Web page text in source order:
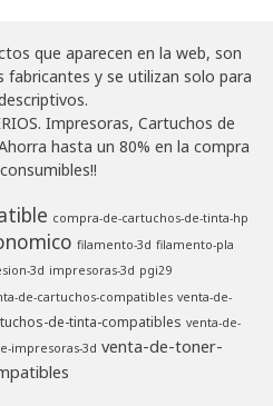
que aparecen en la web, son
fabricantes y se utilizan solo para
Impresoras, Cartuchos de
hasta un 80% en la compra
compra-de-cartuchos-de-tinta-hp
filamento-3d filamento-pla
3d impresoras-3d pgi29
de-cartuchos-compatibles venta-de-
de-tinta-compatibles venta-de-
impresoras-3d venta-de-toner-